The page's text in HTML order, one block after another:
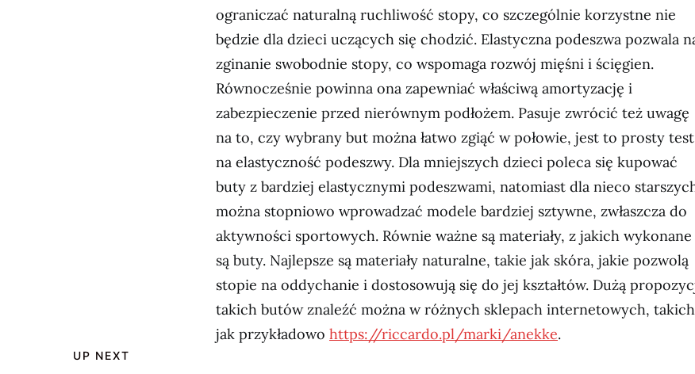
UP NEXT
ograniczać naturalną ruchliwość stopy, co szczególnie korzystne nie
będzie dla dzieci uczących się chodzić. Elastyczna podeszwa pozwala
zginanie swobodnie stopy, co wspomaga rozwój mięśni i ścięgien.
Równocześnie powinna ona zapewniać właściwą amortyzację i
zabezpieczenie przed nierównym podłożem. Pasuje zwrócić też uwagę
na to, czy wybrany but można łatwo zgiąć w połowie, jest to prosty test
na elastyczność podeszwy. Dla mniejszych dzieci poleca się kupować
buty z bardziej elastycznymi podeszwami, natomiast dla nieco
można stopniowo wprowadzać modele bardziej sztywne, zwłaszcza do
aktywności sportowych. Równie ważne są materiały, z jakich wykonane
są buty. Najlepsze są materiały naturalne, takie jak skóra, jakie pozwolą
stopie na oddychanie i dostosowują się do jej kształtów. Dużą
takich butów znaleźć można w różnych sklepach internetowych, takich
jak przykładowo https://riccardo.pl/marki/anekke.